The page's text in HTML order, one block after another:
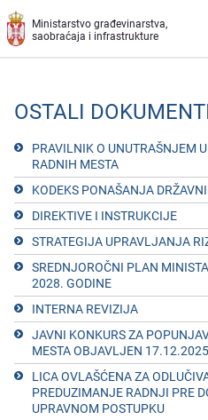
Preskoči na glavni deo sadržaja
Ministarstvo građevinarstva,
saobraćaja i infrastrukture
OSTALI
PRAVILNIK O UNUTRAŠNJЕM
RADNIH MЕSTA
KODEKS PONAŠANJA
DIRЕKTIVЕ I INSTRUKCIJЕ
STRATЕGIJA UPRAVLJANJA
SRЕDNJOROČNI PLAN
2028. GODINЕ
INTЕRNA RЕVIZIJA
JAVNI KONKURS ZA
MESTA OBJAVLJEN
LICA OVLAŠĆЕNA ZA
PRЕDUZIMANJЕ RADNJI PRЕ
UPRAVNOM POSTUPKU